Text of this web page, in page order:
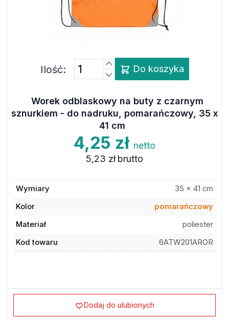
Ilość: Do koszyka
Worek odblaskowy na buty z czarnym
sznurkiem - do nadruku, pomarańczowy, 35 x
41 cm
4,25 zł netto
5,23 zł brutto
Wymiary
35 x 41 cm
Kolor
pomarańczowy
Materiał
poliester
Kod towaru
6ATW201AROR
Dodaj do ulubionych